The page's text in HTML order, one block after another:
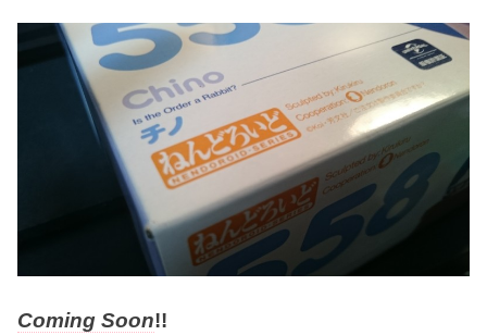
Coming Soon!!